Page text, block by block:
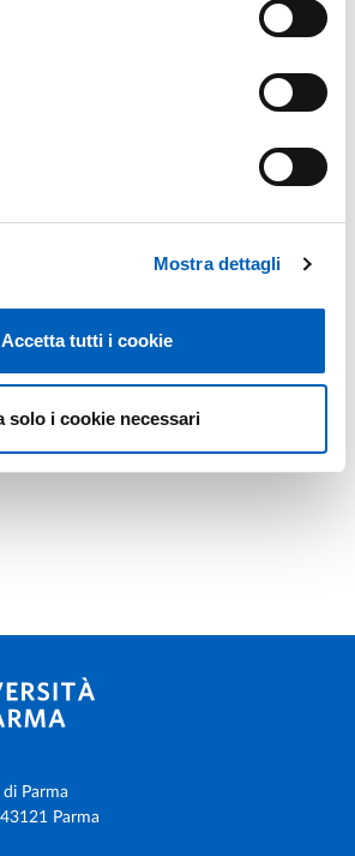
Mostra dettagli
Accetta tutti i cookie
solo i cookie necessari
Parma
Parma